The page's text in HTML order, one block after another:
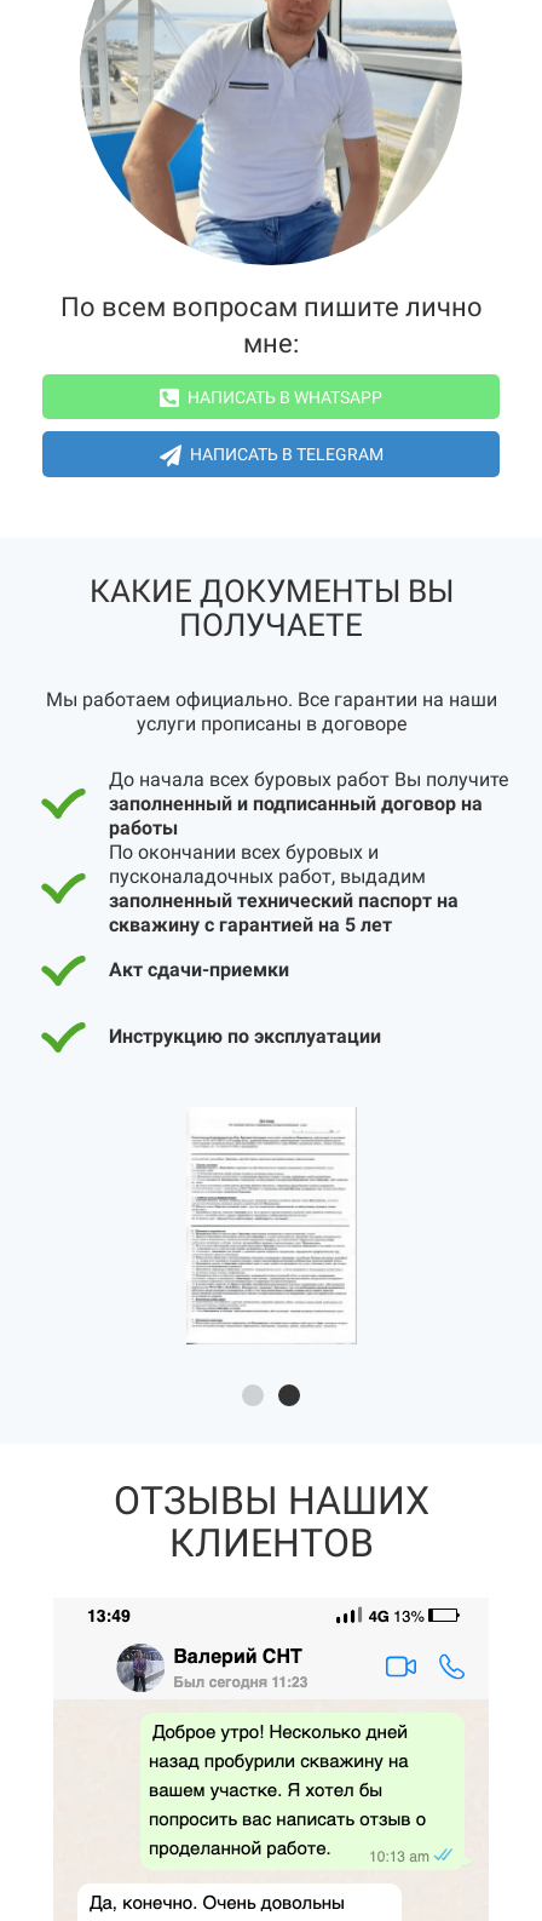
По всем вопросам пишите лично
мне:
НАПИСАТЬ В WHATSAPP
НАПИСАТЬ В TELEGRAM
КАКИЕ ДОКУМЕНТЫ ВЫ
ПОЛУЧАЕТЕ
Мы работаем официально. Все гарантии на наши
услуги прописаны в договоре
До начала всех буровых работ Вы получите
заполненный и подписанный договор на
работы
По окончании всех буровых и
пусконаладочных работ, выдадим
заполненный технический паспорт на
скважину с гарантией на 5 лет
Акт сдачи-приемки
Инструкцию по эксплуатации
ОТЗЫВЫ НАШИХ
КЛИЕНТОВ